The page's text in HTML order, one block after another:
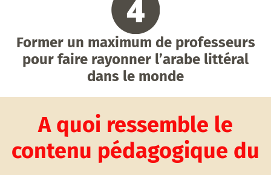
Former un maximum de professeurs
pour faire rayonner l’arabe littéral
dans le monde
A quoi ressemble le
contenu pédagogique du